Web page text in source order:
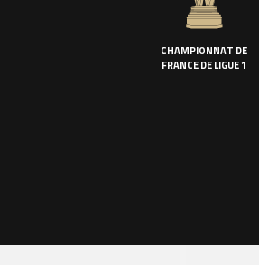
CHAMPIONNAT DE
FRANCE DE LIGUE 1